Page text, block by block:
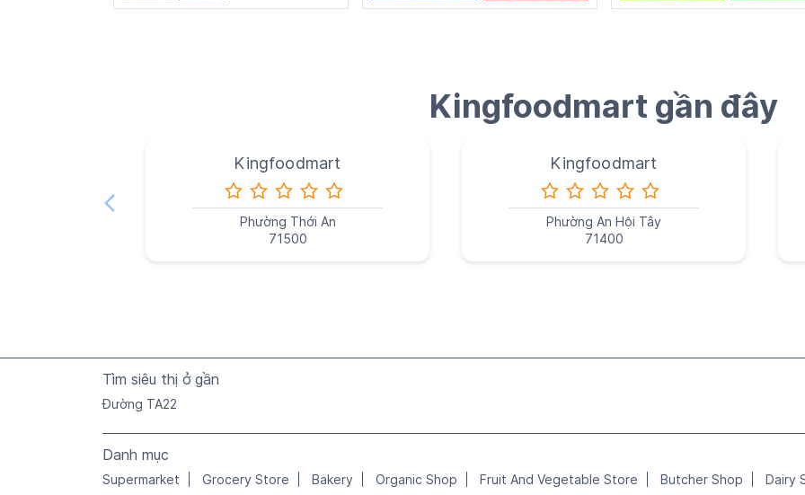
Kingfoodmart gần đây
Kingfoodmart
Phường Thới An
71500
Kingfoodmart
Phường An Hội Tây
71400
Tìm siêu thị ở gần
Đường TA22
Danh mục
Supermarket Grocery Store Bakery Organic Shop Fruit And Vegetable Store Butcher Shop Dairy